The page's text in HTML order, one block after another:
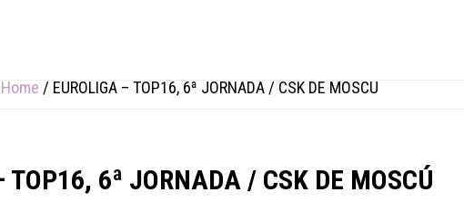
Home / EUROLIGA – TOP16, 6ª JORNADA / CSK DE MOSCÚ
TOP16, 6ª JORNADA / CSK DE MOSCÚ